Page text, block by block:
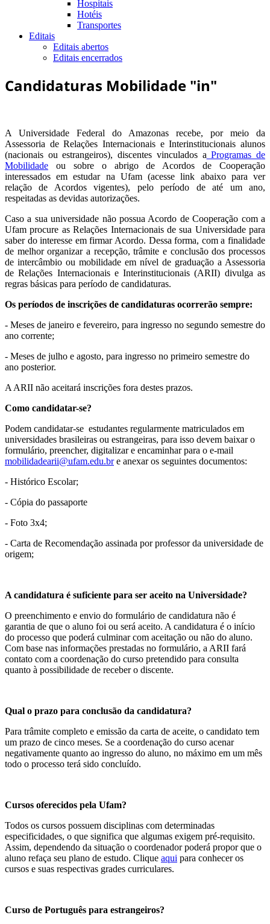
Hospitais
Hotéis
Transportes
Editais
Editais abertos
Editais encerrados
Candidaturas Mobilidade "in"
A Universidade Federal do Amazonas recebe, por meio da
Assessoria de Relações Internacionais e Interinstitucionais alunos
(nacionais ou estrangeiros), discentes vinculados a Programas de
Mobilidade ou sobre o abrigo de Acordos de Cooperação
interessados em estudar na Ufam (acesse link abaixo para ver
relação de Acordos vigentes), pelo período de até um ano,
respeitadas as devidas autorizações.
Caso a sua universidade não possua Acordo de Cooperação com a
Ufam procure as Relações Internacionais de sua Universidade para
saber do interesse em firmar Acordo. Dessa forma, com a finalidade
de melhor organizar a recepção, trâmite e conclusão dos processos
de intercâmbio ou mobilidade em nível de graduação a Assessoria
de Relações Internacionais e Interinstitucionais (ARII) divulga as
regras básicas para período de candidaturas.
Os períodos de inscrições de candidaturas ocorrerão sempre:
- Meses de janeiro e fevereiro, para ingresso no segundo semestre do
ano corrente;
- Meses de julho e agosto, para ingresso no primeiro semestre do
ano posterior.
A ARII não aceitará inscrições fora destes prazos.
Como candidatar-se?
Podem candidatar-se estudantes regularmente matriculados em
universidades brasileiras ou estrangeiras, para isso devem baixar o
formulário, preencher, digitalizar e encaminhar para o e-mail
mobilidadearii@ufam.edu.bre anexar os seguintes documentos:
- Histórico Escolar;
- Cópia do passaporte
- Foto 3x4;
- Carta de Recomendação assinada por professor da universidade de
origem;
A candidatura é suficiente para ser aceito na Universidade?
O preenchimento e envio do formulário de candidatura não é
garantia de que o aluno foi ou será aceito. A candidatura é o início
do processo que poderá culminar com aceitação ou não do aluno.
Com base nas informações prestadas no formulário, a ARII fará
contato com a coordenação do curso pretendido para consulta
quanto à possibilidade de receber o discente.
Qual o prazo para conclusão da candidatura?
Para trâmite completo e emissão da carta de aceite, o candidato tem
um prazo de cinco meses. Se a coordenação do curso acenar
negativamente quanto ao ingresso do aluno, no máximo em um mês
todo o processo terá sido concluído.
Cursos oferecidos pela Ufam?
Todos os cursos possuem disciplinas com determinadas
especificidades, o que significa que algumas exigem pré-requisito.
Assim, dependendo da situação o coordenador poderá propor que o
aluno refaça seu plano de estudo. Clique aqui para conhecer os
cursos e suas respectivas grades curriculares.
Curso de Português para estrangeiros?